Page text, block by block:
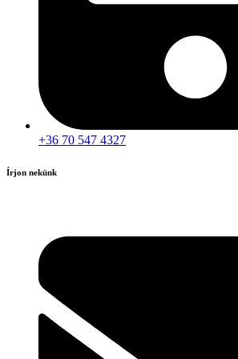
+36 70 547 4327
Írjon nekünk